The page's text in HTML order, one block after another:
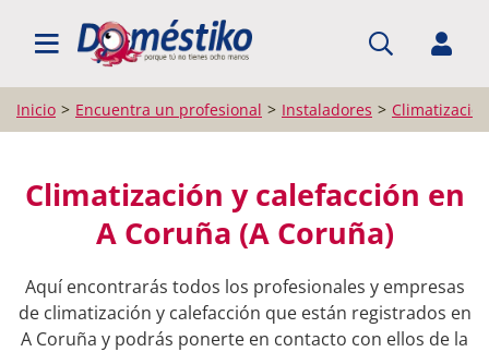
BUSCAR PROFESIONALES
Inicio Encuentra un profesional Instaladores
Climatización y calefacción en
A Coruña (A Coruña)
Aquí encontrarás todos los profesionales y empresas
de climatización y calefacción que están registrados en
A Coruña y podrás ponerte en contacto con ellos de la